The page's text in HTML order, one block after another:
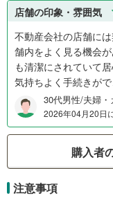
店舗の印象・雰囲気
不動産会社の店舗に
舗内をよく見る機会
も清潔にされていて
気持ちよく手続きがで
30代男性/夫婦
2026年04月20日
購入者
注意事項